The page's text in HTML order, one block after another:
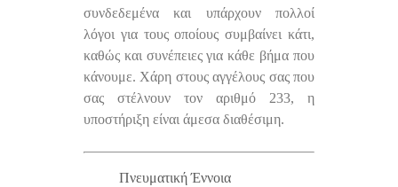
συνδεδεμένα και υπάρχουν πολλοί
λόγοι για τους οποίους συμβαίνει κάτι,
καθώς και συνέπειες για κάθε βήμα που
κάνουμε. Χάρη στους αγγέλους σας που
σας στέλνουν τον αριθμό 233, η
υποστήριξη είναι άμεσα διαθέσιμη.
Πνευματική Έννοια